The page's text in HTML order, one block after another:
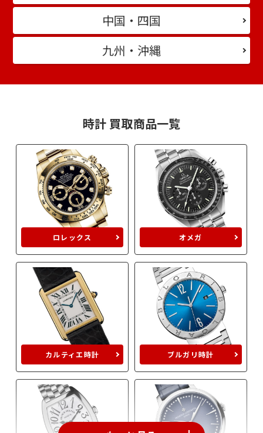
中国・四国
九州・沖縄
時計 買取商品一覧
ロレックス オメガ
カルティエ時計 ブルガリ時計